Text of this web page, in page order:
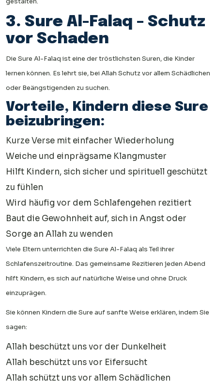
3. Sure Al-Falaq – Schutz
vor Schaden
Die Sure Al-Falaq ist eine der tröstlichsten Suren, die Kinder
lernen können. Es lehrt sie, bei Allah Schutz vor allem Schädlichen
oder Beängstigenden zu suchen.
Vorteile, Kindern diese Sure
beizubringen:
Kurze Verse mit einfacher Wiederholung
Weiche und einprägsame Klangmuster
Hilft Kindern, sich sicher und spirituell geschützt
zu fühlen
Wird häufig vor dem Schlafengehen rezitiert
Baut die Gewohnheit auf, sich in Angst oder
Sorge an Allah zu wenden
Viele Eltern unterrichten die Sure Al-Falaq als Teil ihrer
Schlafenszeitroutine. Das gemeinsame Rezitieren jeden Abend
hilft Kindern, es sich auf natürliche Weise und ohne Druck
einzuprägen.
Sie können Kindern die Sure auf sanfte Weise erklären, indem Sie
sagen:
Allah beschützt uns vor der Dunkelheit
Allah beschützt uns vor Eifersucht
Allah schützt uns vor allem Schädlichen